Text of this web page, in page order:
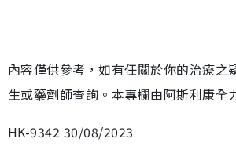
內容僅供參考，如有任關於你的治療之
生或藥劑師查詢。本專欄由阿斯利康全
HK-9342 30/08/2023